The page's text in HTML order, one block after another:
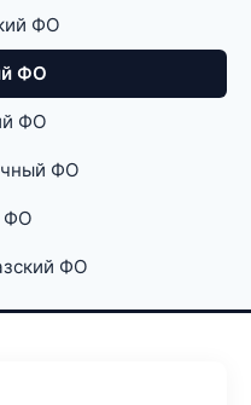
ФО
ФО
ФО
ФО
ФО
ФО